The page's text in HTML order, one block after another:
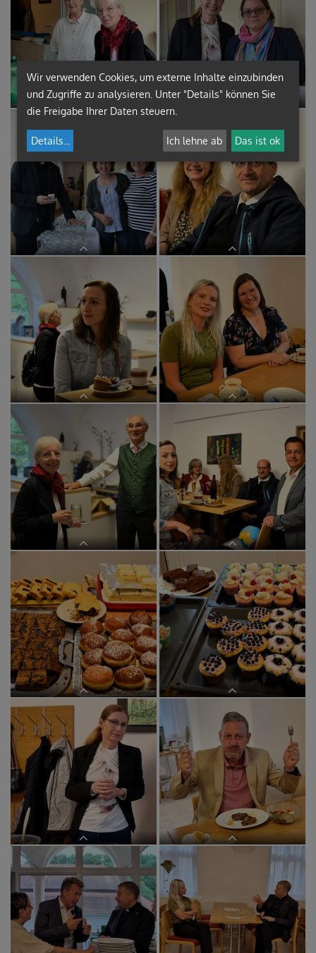
im BEGEGNUNGSzentrum im BEGEGNUNGSzentrum
im BEGEGNUNGSzentrum im BEGEGNUNGSzentrum
im BEGEGNUNGSzentrum im BEGEGNUNGSzentrum
im BEGEGNUNGSzentrum im BEGEGNUNGSzentrum
im BEGEGNUNGSzentrum im BEGEGNUNGSzentrum
Wir verwenden Cookies, um externe Inhalte einzubinden
und Zugriffe zu analysieren. Unter "Details" können Sie
die Freigabe Ihrer Daten steuern.
Details Ich lehne ab Das ist ok